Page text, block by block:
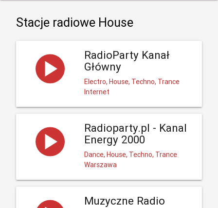
Stacje radiowe House
RadioParty Kanał
Główny
Electro, House, Techno, Trance
Internet
Radioparty.pl - Kanal
Energy 2000
Dance, House, Techno, Trance
Warszawa
Muzyczne Radio